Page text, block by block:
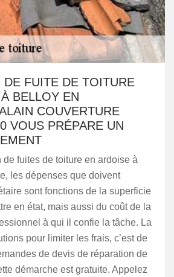
DE FUITE DE TOITURE
BELLOY EN
COUVERTURE
VOUS PRÉPARE UN
de fuites de toiture en ardoise à
les dépenses que doivent
sont fonctions de la superficie
en état, mais aussi du coût de la
à qui il confie la tâche. La
pour limiter les frais, c’est de
de devis de réparation de
démarche est gratuite. Appelez